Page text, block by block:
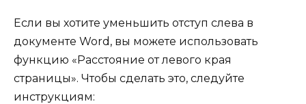
Если вы хотите уменьшить отступ слева в
документе Word, вы можете использовать
функцию «Расстояние от левого края
страницы». Чтобы сделать это, следуйте
инструкциям: